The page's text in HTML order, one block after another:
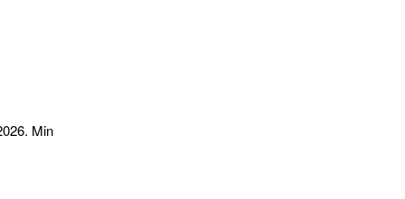
Min